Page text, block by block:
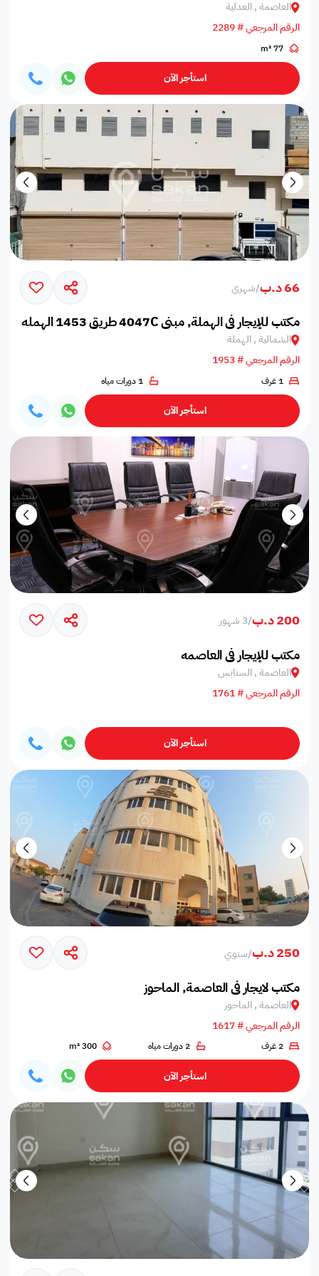
العاصمة , العدلية
الرقم المرجعي # 2289
77 m²
استأجر الآن
66 د.ب /شهري
مكتب للإيجار في الهملة, مبنى 4047C طريق 1453 الهمله 1014
الشمالية , الهملة
الرقم المرجعي # 1953
1 غرف 1 دورات مياه
استأجر الآن
200 د.ب /3 شهور
مكتب للإيجار في العاصمه
العاصمة , السنابس
الرقم المرجعي # 1761
استأجر الآن
250 د.ب /سنوي
مكتب لايجار في العاصمة, الماحوز
العاصمة , الماحوز
الرقم المرجعي # 1617
2 غرف 2 دورات مياه 300 m²
استأجر الآن